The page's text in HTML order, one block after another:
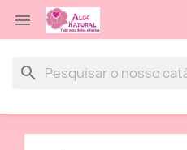

search